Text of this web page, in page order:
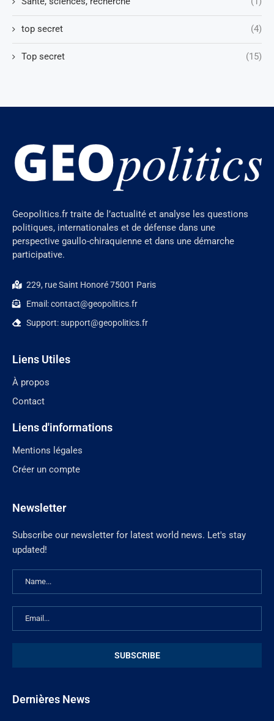
top secret (4)
Top secret (15)
Geopolitics.fr traite de l’actualité et analyse les questions
politiques, internationales et de défense dans une
perspective gaullo-chiraquienne et dans une démarche
participative.
229, rue Saint Honoré 75001 Paris
Email: contact@geopolitics.fr
Support: support@geopolitics.fr
Liens Utiles
À propos
Contact
Liens d'informations
Mentions légales
Créer un compte
Newsletter
Subscribe our newsletter for latest world news. Let's stay
updated!
Dernières News